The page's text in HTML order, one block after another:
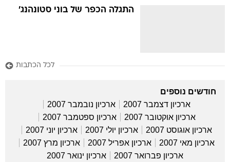
התגלה הכפר של בוני סטונהנג'
לכל הכתבות
חודשים נוספים
ארכיון דצמבר 2007
ארכיון נובמבר 2007
ארכיון אוקטובר 2007
ארכיון ספטמבר 2007
ארכיון אוגוסט 2007
ארכיון יולי 2007
ארכיון יוני 2007
ארכיון מאי 2007
ארכיון אפריל 2007
ארכיון מרץ 2007
ארכיון פברואר 2007
ארכיון ינואר 2007